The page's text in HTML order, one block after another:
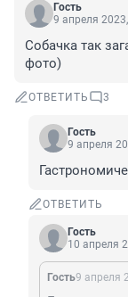
Гость
9 апреля
Собачка так
фото)
ОТВЕТИТЬ 3
Гость
9 апреля
ОТВЕТИТЬ
Гость
10 апреля
Гость9 апреля